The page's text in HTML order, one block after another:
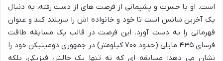
است. او با حسرت و پشیمانی از فرصت های از دست رفته، به دنبال
یک آخرین شانس است تا خود و خانواده اش را سربلند کند و عنوان
قهرمانی را به دست آورد. این فرصت در قالب یک مسابقه طاقت
فرسای ۴۳۵ مایلی (حدود ۷۰۰ کیلومتر) در جمهوری دومینیکن خود را
نشان می دهد؛ مسابقه ای که نه تنها یک چالش فیزیکی، بلکه